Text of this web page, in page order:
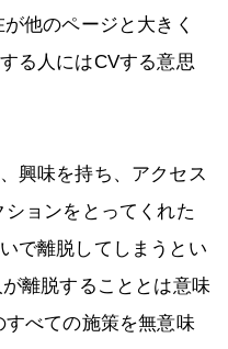
他のページと大きく
る人にはCVする意思
興味を持ち、アクセス
ョンをとってくれた
で離脱してしまうとい
離脱することとは意味
べての施策を無意味